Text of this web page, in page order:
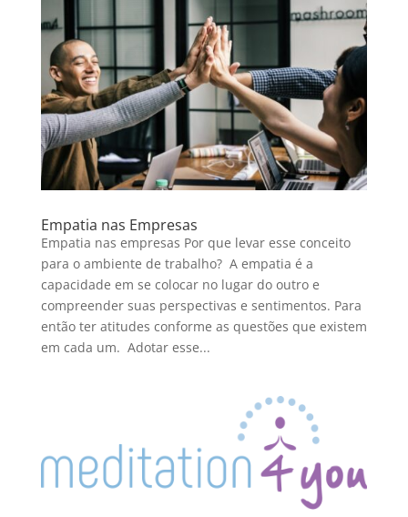
Empatia nas Empresas
Empatia nas empresas Por que levar esse conceito
para o ambiente de trabalho? A empatia é a
capacidade em se colocar no lugar do outro e
compreender suas perspectivas e sentimentos. Para
então ter atitudes conforme as questões que existem
em cada um. Adotar esse...